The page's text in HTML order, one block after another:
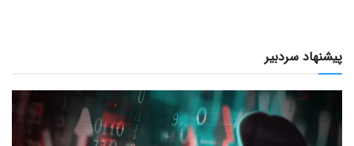
پیشنهاد سردبیر